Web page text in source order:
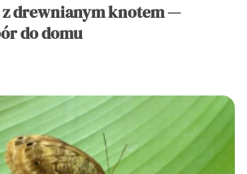
z drewnianym knotem —
do domu